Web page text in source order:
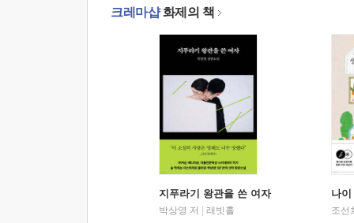
크레마샵화제의 책
지푸라기 왕관을 쓴 여자
박상영 저
래빗홀
나
조선